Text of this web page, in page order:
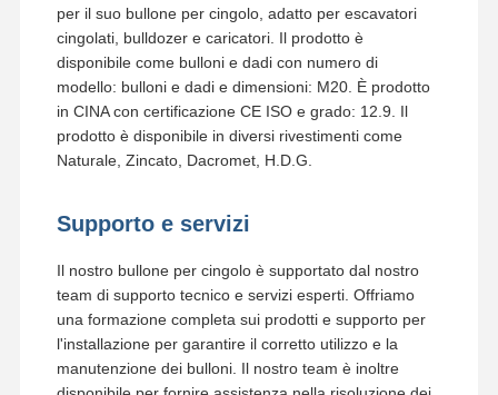
per il suo bullone per cingolo, adatto per escavatori
cingolati, bulldozer e caricatori. Il prodotto è
disponibile come bulloni e dadi con numero di
modello: bulloni e dadi e dimensioni: M20. È prodotto
in CINA con certificazione CE ISO e grado: 12.9. Il
prodotto è disponibile in diversi rivestimenti come
Naturale, Zincato, Dacromet, H.D.G.
Supporto e servizi
Il nostro bullone per cingolo è supportato dal nostro
team di supporto tecnico e servizi esperti. Offriamo
una formazione completa sui prodotti e supporto per
l'installazione per garantire il corretto utilizzo e la
manutenzione dei bulloni. Il nostro team è inoltre